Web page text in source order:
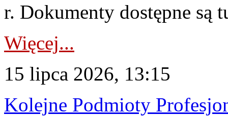
r. Dokumenty dostępne są
Więcej...
15 lipca 2026, 13:15
Kolejne Podmioty